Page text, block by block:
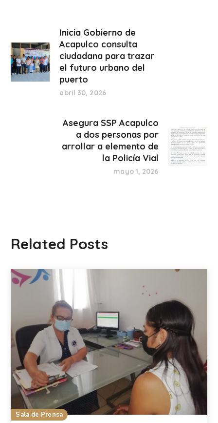
Inicia Gobierno de
Acapulco consulta
ciudadana para trazar
el futuro urbano del
puerto
abril 30, 2026
Asegura SSP Acapulco
a dos personas por
arrollar a elemento de
la Policía Vial
mayo 1, 2026
Related Posts
Sala de Prensa